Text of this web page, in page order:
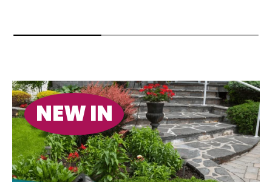
NEW IN